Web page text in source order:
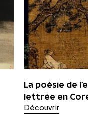
La poésie de
lettrée en
Découvrir